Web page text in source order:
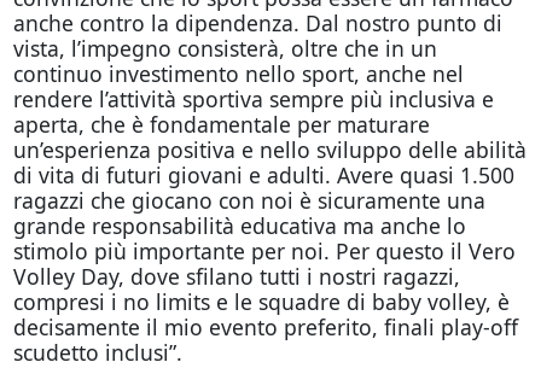
anche contro la dipendenza. Dal nostro punto di
vista, l’impegno consisterà, oltre che in un
continuo investimento nello sport, anche nel
rendere l’attività sportiva sempre più inclusiva e
aperta, che è fondamentale per maturare
un’esperienza positiva e nello sviluppo delle abilità
di vita di futuri giovani e adulti. Avere quasi 1.500
ragazzi che giocano con noi è sicuramente una
grande responsabilità educativa ma anche lo
stimolo più importante per noi. Per questo il Vero
Volley Day, dove sfilano tutti i nostri ragazzi,
compresi i no limits e le squadre di baby volley, è
decisamente il mio evento preferito, finali play-off
scudetto inclusi”.